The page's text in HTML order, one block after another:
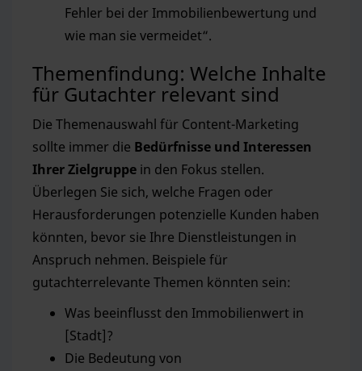
Fehler bei der Immobilienbewertung und
wie man sie vermeidet“.
Themenfindung: Welche Inhalte
für Gutachter relevant sind
Die Themenauswahl für Content-Marketing
sollte immer die Bedürfnisse und Interessen
Ihrer Zielgruppe in den Fokus stellen.
Überlegen Sie sich, welche Fragen oder
Herausforderungen potenzielle Kunden haben
könnten, bevor sie Ihre Dienstleistungen in
Anspruch nehmen. Beispiele für
gutachterrelevante Themen könnten sein:
Was beeinflusst den Immobilienwert in
[Stadt]?
Die Bedeutung von